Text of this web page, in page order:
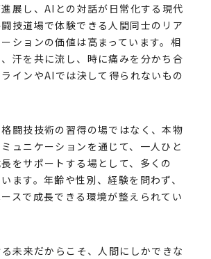
展し、AIとの対話が日常化する現代
技道場で体験できる人間同士のリア
ションの価値は高まっています。相
汗を共に流し、時に痛みを分かち合
インやAIでは決して得られないもの
闘技技術の習得の場ではなく、本物
ュニケーションを通じて、一人ひと
をサポートする場として、多くの
ます。年齢や性別、経験を問わず、
スで成長できる環境が整えられてい
未来だからこそ、人間にしかできな